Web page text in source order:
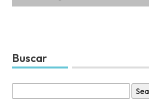
Buscar
for: